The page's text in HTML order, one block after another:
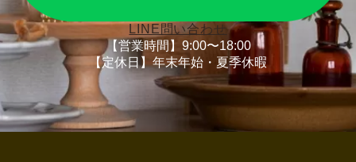
LINE問い合わせ
【営業時間】9:00〜18:00
【定休日】年末年始・夏季休暇